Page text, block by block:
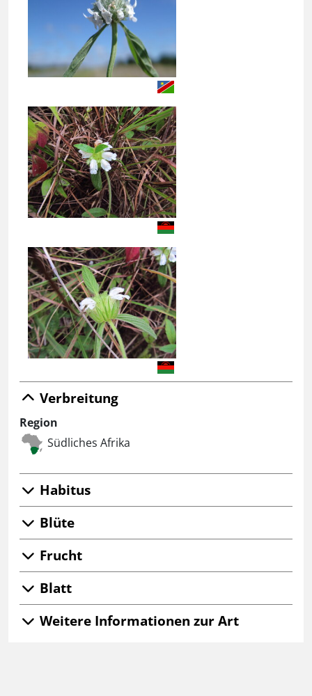
Verbreitung
Region
Südliches Afrika
Habitus
Blüte
Frucht
Blatt
Weitere Informationen zur Art